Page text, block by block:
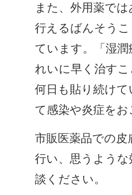
また、外用薬で
行えるばんそう
ています。「湿
れいに早く治す
何日も貼り続け
て感染や炎症を
市販医薬品での
行い、思うよう
談ください。